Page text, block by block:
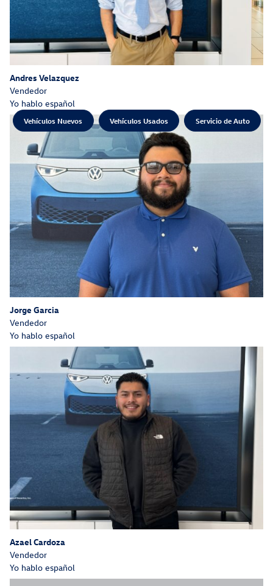
Vehículos Nuevos Vehículos Usados Servicio de Auto
Andres Velazquez
Vendedor
Yo hablo español
Jorge Garcia
Vendedor
Yo hablo español
Azael Cardoza
Vendedor
Yo hablo español